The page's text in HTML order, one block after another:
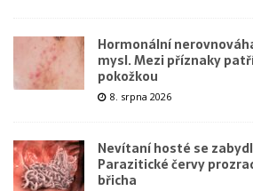
Hormonální
mysl. Mezi příznaky
pokožkou
8. srpna 2026
Nevítaní hosté se
Parazitické červy
břicha